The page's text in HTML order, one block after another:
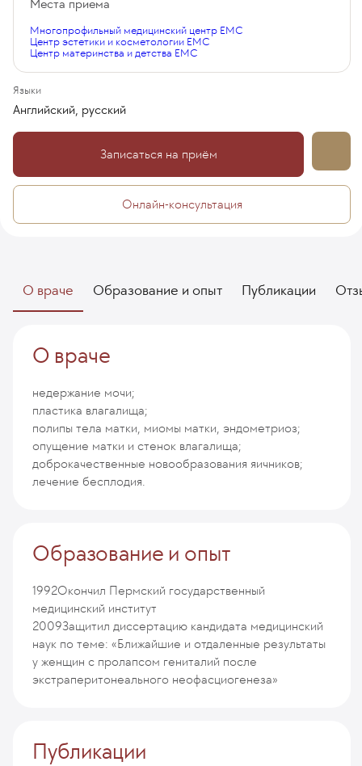
Места приема
Многопрофильный медицинский центр EMC
Центр эстетики и косметологии EMC
Центр материнства и детства EMC
Языки
Английский, русский
Записаться на приём
Онлайн-консультация
О враче Образование и опыт Публикации
О враче
недержание мочи;
пластика влагалища;
полипы тела матки, миомы матки, эндометриоз;
опущение матки и стенок влагалища;
доброкачественные новообразования яичников;
лечение бесплодия.
Образование и опыт
1992Окончил Пермский государственный
медицинский институт
2009Защитил диссертацию кандидата медицинский
наук по теме: «Ближайшие и отдаленные результаты
у женщин с пролапсом гениталий после
экстраперитонеального неофасциогенеза»
Публикации